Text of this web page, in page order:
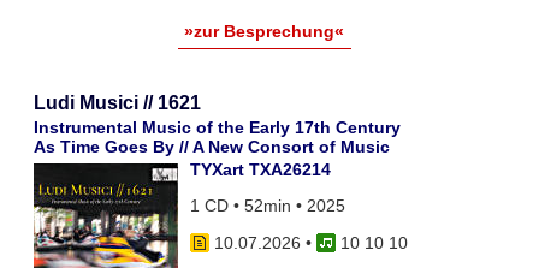
»zur Besprechung«
Ludi Musici // 1621
Instrumental Music of the Early 17th Century
As Time Goes By // A New Consort of Music
TYXart TXA26214
1 CD • 52min • 2025
10.07.2026 •
10 10 10